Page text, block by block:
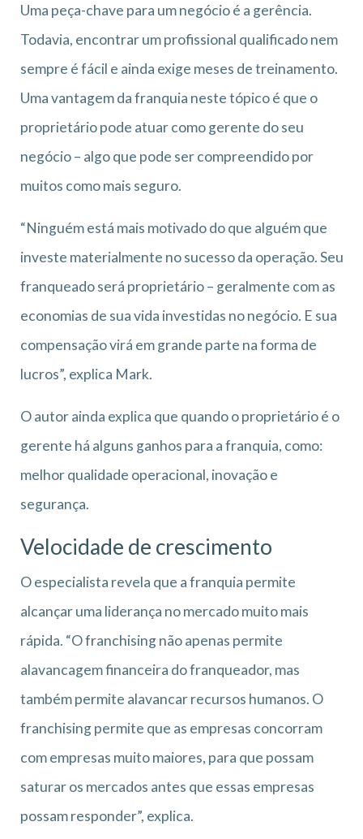
Uma peça-chave para um negócio é a gerência.
Todavia, encontrar um profissional qualificado nem
sempre é fácil e ainda exige meses de treinamento.
Uma vantagem da franquia neste tópico é que o
proprietário pode atuar como gerente do seu
negócio – algo que pode ser compreendido por
muitos como mais seguro.
“Ninguém está mais motivado do que alguém que
investe materialmente no sucesso da operação. Seu
franqueado será proprietário – geralmente com as
economias de sua vida investidas no negócio. E sua
compensação virá em grande parte na forma de
lucros”, explica Mark.
O autor ainda explica que quando o proprietário é o
gerente há alguns ganhos para a franquia, como:
melhor qualidade operacional, inovação e
segurança.
Velocidade de crescimento
O especialista revela que a franquia permite
alcançar uma liderança no mercado muito mais
rápida. “O franchising não apenas permite
alavancagem financeira do franqueador, mas
também permite alavancar recursos humanos. O
franchising permite que as empresas concorram
com empresas muito maiores, para que possam
saturar os mercados antes que essas empresas
possam responder”, explica.